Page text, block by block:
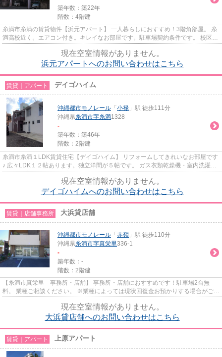
築年数：築22年
階数：4階建
糸満市糸満の賃貸物件【浜元アパート】 一人暮らしにおすすめ！3階角部屋。 糸
満高校近く。エアコン付き。キレイなお部屋です。駐車場契約条件です。 校区：
現在空室情報がありません。
浜元アパートへのお問い合わせはこちら
賃貸｜アパート デイゴハイム
沖縄都市モノレール 「 小禄 」駅 徒歩111分
沖縄県糸満市字糸満1328
-
築年数：築46年
階数：2階建
糸満市糸満１LDK賃貸住宅【デイゴハイム】 リフォームしてきれいなお部屋です
♪ 広々LDK１２帖あります。独立洋間が５帖です。 ガス衣類乾燥機・室内洗濯機
現在空室情報がありません。
デイゴハイムへのお問い合わせはこちら
賃貸｜店舗事務所 大浜貸店舗
沖縄都市モノレール 「 赤嶺 」駅 徒歩110分
沖縄県糸満市字真栄里336-1
-
築年数：-
階数：2階建
【糸満市真栄里 事務所・店舗】 事務所・店舗におすすめです！駐車場2台無
料。 業種ご相談ください。 ※業種によっては現状回復金お預かりする場合がござ
現在空室情報がありません。
大浜貸店舗へのお問い合わせはこちら
賃貸｜アパート 上原アパート